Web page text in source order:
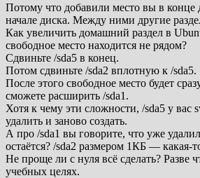
Потому что добавили место вы в конце
начале диска. Между ними другие
Как увеличить домашний раздел в
свободное место находится не рядом?
Сдвиньте /sda5 в конец.
Потом сдвиньте /sda2 вплотную к /sda5.
После этого свободное место будет
сможете расширить /sda1.
Хотя к чему эти сложности, /sda5 у вас
удалить и заново создать.
А про /sda1 вы говорите, что уже
остаётся? /sda2 размером 1КБ — какая-
Не проще ли с нуля всё сделать? Разве
учебных целях.